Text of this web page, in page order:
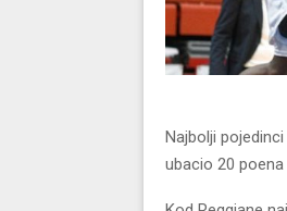
Najbolji
ubacio 20